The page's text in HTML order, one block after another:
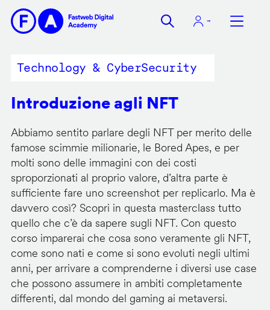
contenuto
Technology & CyberSecurity
Introduzione agli NFT
Abbiamo sentito parlare degli NFT per merito delle
famose scimmie milionarie, le Bored Apes, e per
molti sono delle immagini con dei costi
sproporzionati al proprio valore, d’altra parte è
sufficiente fare uno screenshot per replicarlo. Ma è
davvero così? Scopri in questa masterclass tutto
quello che c’è da sapere sugli NFT. Con questo
corso imparerai che cosa sono veramente gli NFT,
come sono nati e come si sono evoluti negli ultimi
anni, per arrivare a comprenderne i diversi use case
che possono assumere in ambiti completamente
differenti, dal mondo del gaming ai metaversi.